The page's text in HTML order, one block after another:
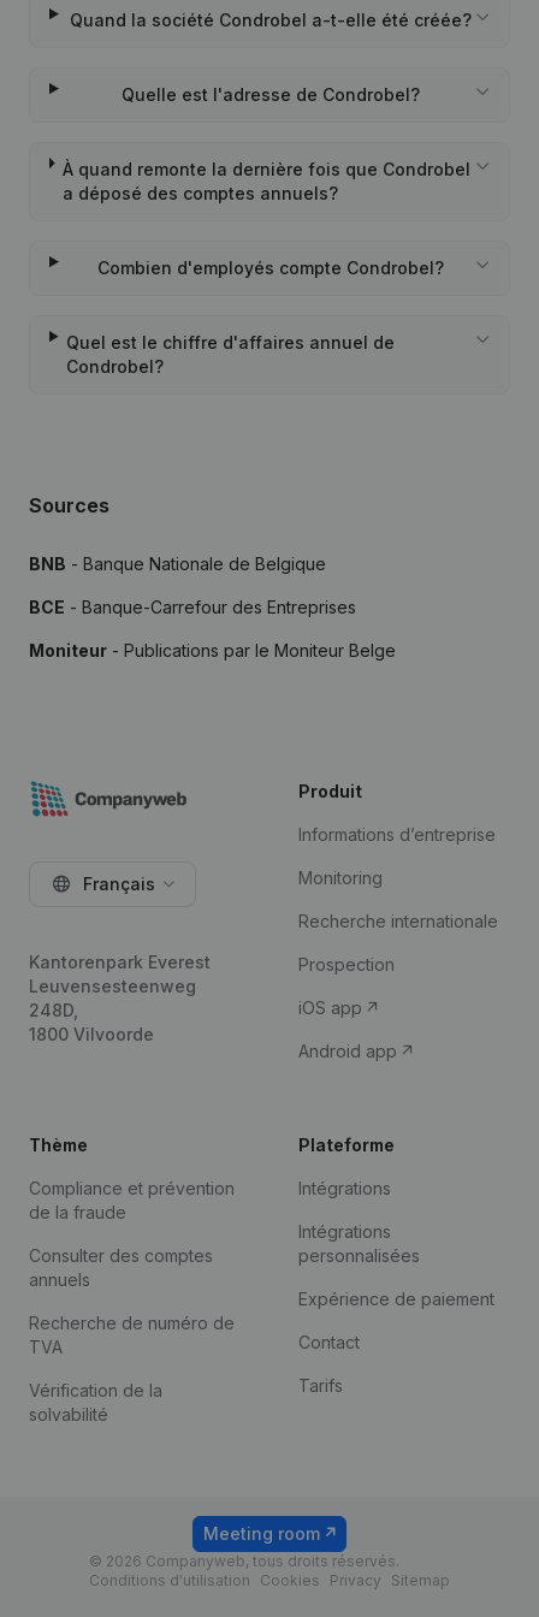
Quand la société Condrobel a-t-elle été créée?
Quelle est l'adresse de Condrobel?
À quand remonte la dernière fois que Condrobel
a déposé des comptes annuels?
Combien d'employés compte Condrobel?
Quel est le chiffre d'affaires annuel de
Condrobel?
Sources
BNB - Banque Nationale de Belgique
BCE - Banque-Carrefour des Entreprises
Moniteur - Publications par le Moniteur Belge
Français
Kantorenpark Everest
Leuvensesteenweg
248D,
1800 Vilvoorde
Produit
Informations d’entreprise
Monitoring
Recherche internationale
Prospection
iOS app
Android app
Thème
Compliance et prévention
de la fraude
Consulter des comptes
annuels
Recherche de numéro de
TVA
Vérification de la
solvabilité
Plateforme
Intégrations
Intégrations
personnalisées
Expérience de paiement
Contact
Tarifs
© 2026 Companyweb, tous droits réservés.
Conditions d'utilisation
Cookies Privacy Sitemap
Meeting room